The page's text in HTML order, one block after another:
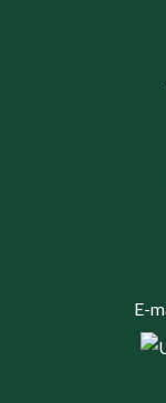
E-